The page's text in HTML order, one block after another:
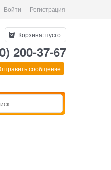
Войти Регистрация
Корзина:пусто
200-37-67
сообщение